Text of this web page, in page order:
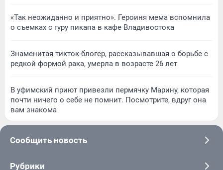
«Так неожиданно и приятно». Героиня мема вспомнила
о съемках с гуру пикапа в кафе Владивостока
Знаменитая тикток-блогер, рассказывавшая о борьбе с
редкой формой рака, умерла в возрасте 26 лет
В уфимский приют привезли пермячку Марину, которая
почти ничего о себе не помнит. Посмотрите, вдруг она
вам знакома
Сообщить новость
Рубрики